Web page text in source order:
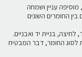
עניין ושמחה
החומרים השונים
בניית יד ואבניים.
לסוג החומר, דבר המבטיח